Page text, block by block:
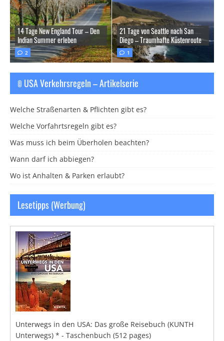
14 Tage New England Tour – Den
Indian Summer erleben
2
21 Tage von Seattle nach San
Diego – Traumhafte Küstenroute
1
🚦 USA Verkehrsregeln – Artikelserie
Welche Straßenarten & Pflichten gibt es?
Welche Vorfahrtsregeln gibt es?
Was muss ich beim Überholen beachten?
Wann darf ich abbiegen?
Wo ist Anhalten & Parken erlaubt?
Lesetipps (Werbung)
Unterwegs in den USA: Das große Reisebuch (KUNTH
Unterwegs) * - Taschenbuch (512 pages)